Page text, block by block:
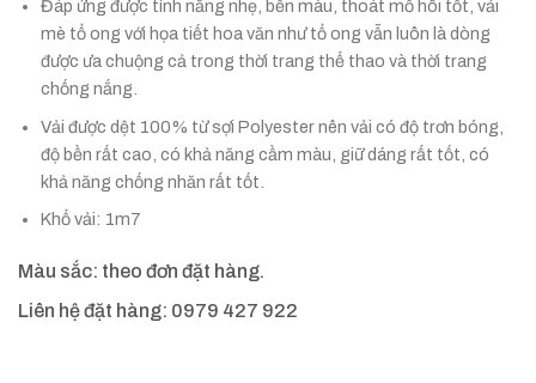
Đáp ứng được tính năng nhẹ, bền màu, thoát mồ hôi tốt, vải
mè tổ ong với họa tiết hoa văn như tổ ong vẫn luôn là dòng
được ưa chuộng cả trong thời trang thể thao và thời trang
chống nắng.
Vải được dệt 100% từ sợi Polyester nên vải có độ trơn bóng,
độ bền rất cao, có khả năng cầm màu, giữ dáng rất tốt, có
khả năng chống nhăn rất tốt.
Khổ vải: 1m7
Màu sắc: theo đơn đặt hàng.
Liên hệ đặt hàng: 0979 427 922